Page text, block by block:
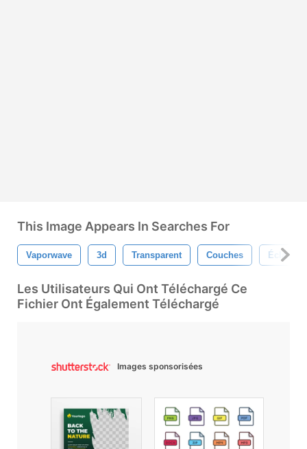
This Image Appears In Searches For
Vaporwave 3d Transparent Couches Éclat
Les Utilisateurs Qui Ont Téléchargé Ce
Fichier Ont Également Téléchargé
Images sponsorisées